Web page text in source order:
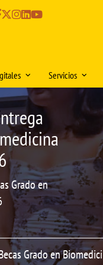
Servicios
Conserjería
Biblioteca de
Área
Medios
Comedor
Animalario
Servicio de
Grado en
Grado en